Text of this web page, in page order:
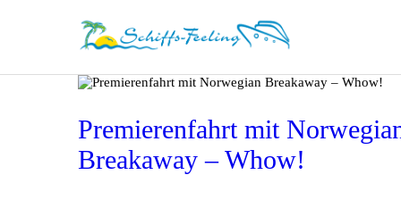
Premierenfahrt mit
Breakaway – Whow!